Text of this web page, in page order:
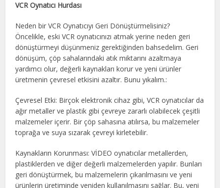
VCR Oynatıcı Hurdası
Neden bir VCR Oynatıcıyı Geri Dönüştürmelisiniz?
Öncelikle, eski VCR oynatıcınızı atmak yerine neden geri
dönüştürmeyi düşünmeniz gerektiğinden bahsedelim. Geri
dönüşüm, çöp sahalarındaki atık miktarını azaltmaya
yardımcı olur, değerli kaynakları korur ve yeni ürünler
üretmenin çevresel etkisini azaltır. Bunu yıkalım.:
Çevresel Etki: Birçok elektronik cihaz gibi, VCR oynatıcılar da
ağır metaller ve plastik gibi çevreye zararlı olabilecek çeşitli
malzemeler içerir. Bir çöp sahasına atılırsa, bu malzemeler
toprağa ve suya sızarak çevreyi kirletebilir.
Kaynakların Korunması: VİDEO oynatıcılar metallerden,
plastiklerden ve diğer değerli malzemelerden yapılır. Bunları
geri dönüştürmek, bu malzemelerin çıkarılmasını ve yeni
ürünlerin üretiminde yeniden kullanılmasını sağlar. Bu, yeni